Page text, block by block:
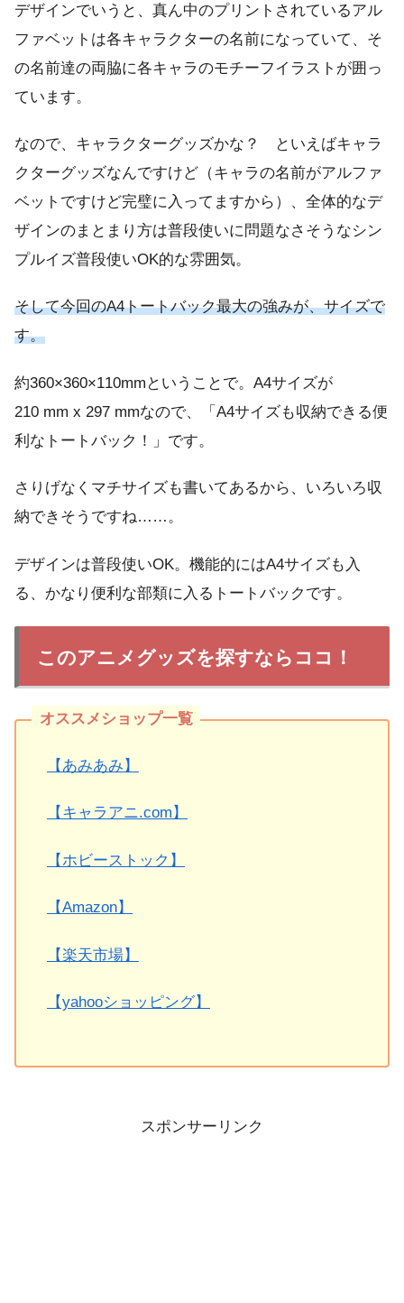
デザインでいうと、真ん中のプリントされているアル
ファベットは各キャラクターの名前になっていて、そ
の名前達の両脇に各キャラのモチーフイラストが囲っ
ています。
なので、キャラクターグッズかな？ といえばキャラ
クターグッズなんですけど（キャラの名前がアルファ
ベットですけど完璧に入ってますから）、全体的なデ
ザインのまとまり方は普段使いに問題なさそうなシン
プルイズ普段使いOK的な雰囲気。
そして今回のA4トートバック最大の強みが、サイズで
す。
約360×360×110mmということで。A4サイズが
210 mm x 297 mmなので、「A4サイズも収納できる便
利なトートバック！」です。
さりげなくマチサイズも書いてあるから、いろいろ収
納できそうですね……。
デザインは普段使いOK。機能的にはA4サイズも入
る、かなり便利な部類に入るトートバックです。
このアニメグッズを探すならココ！
【あみあみ】
【キャラアニ.com】
【ホビーストック】
【Amazon】
【楽天市場】
【yahooショッピング】
スポンサーリンク